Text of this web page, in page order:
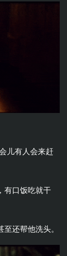
儿有人会来赶
有口饭吃就干
还帮他洗头。